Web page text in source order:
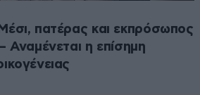
πατέρας και εκπρόσωπος
Αναμένεται η επίσημη